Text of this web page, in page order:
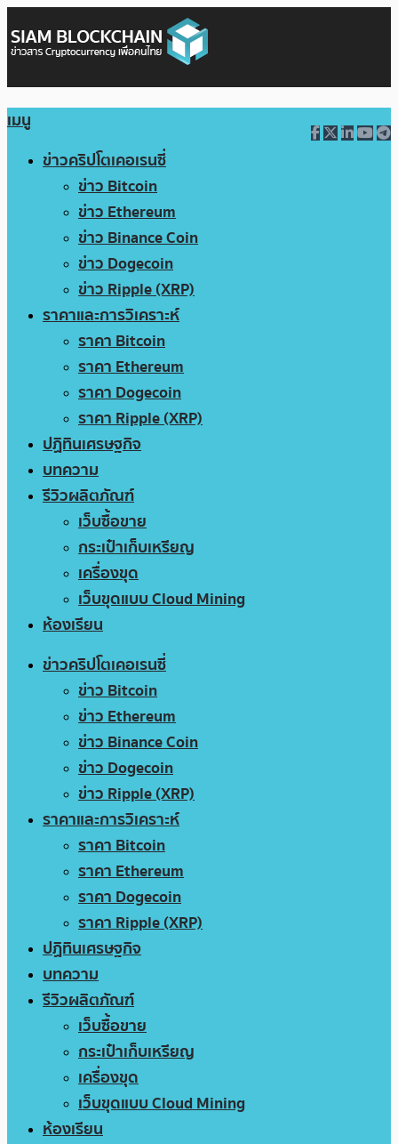
เมนู
ข่าวคริปโตเคอเรนซี่
ข่าว Bitcoin
ข่าว Ethereum
ข่าว Binance Coin
ข่าว Dogecoin
ข่าว Ripple (XRP)
ราคาและการวิเคราะห์
ราคา Bitcoin
ราคา Ethereum
ราคา Dogecoin
ราคา Ripple (XRP)
ปฏิทินเศรษฐกิจ
บทความ
รีวิวผลิตภัณฑ์
เว็บซื้อขาย
กระเป๋าเก็บเหรียญ
เครื่องขุด
เว็บขุดแบบ Cloud Mining
ห้องเรียน
ข่าวคริปโตเคอเรนซี่
ข่าว Bitcoin
ข่าว Ethereum
ข่าว Binance Coin
ข่าว Dogecoin
ข่าว Ripple (XRP)
ราคาและการวิเคราะห์
ราคา Bitcoin
ราคา Ethereum
ราคา Dogecoin
ราคา Ripple (XRP)
ปฏิทินเศรษฐกิจ
บทความ
รีวิวผลิตภัณฑ์
เว็บซื้อขาย
กระเป๋าเก็บเหรียญ
เครื่องขุด
เว็บขุดแบบ Cloud Mining
ห้องเรียน